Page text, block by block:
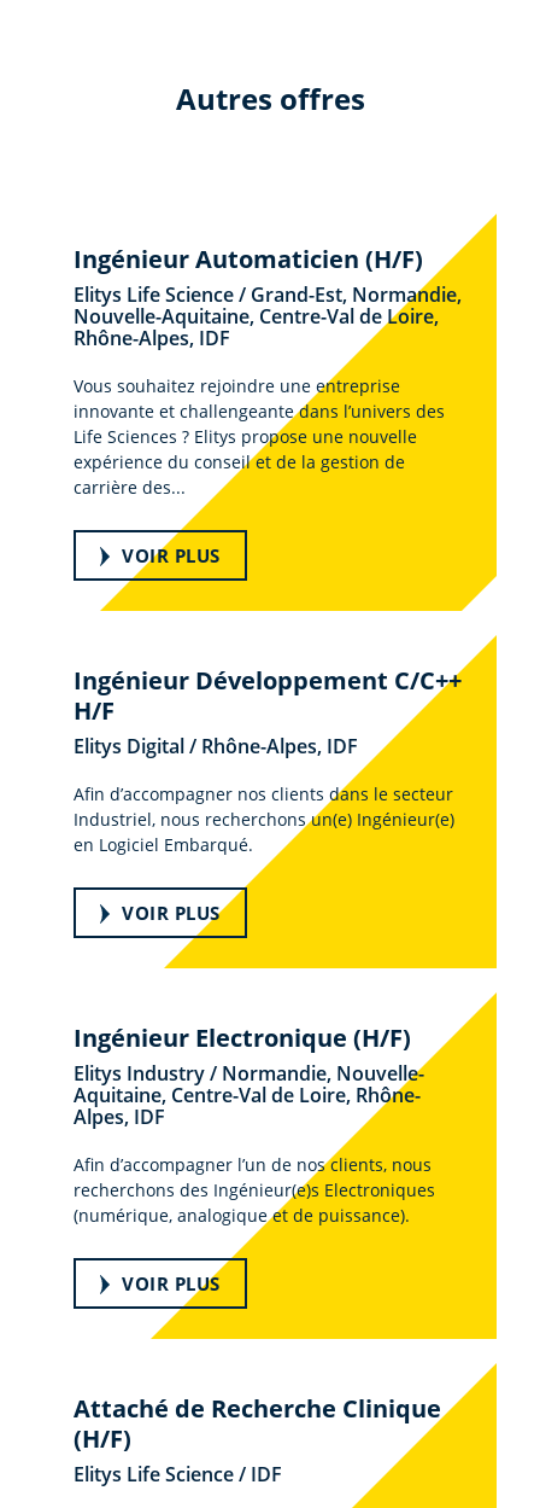
Autres offres
Ingénieur Automaticien (H/F)
Elitys Life Science / Grand-Est, Normandie,
Nouvelle-Aquitaine, Centre-Val de Loire,
Rhône-Alpes, IDF
Vous souhaitez rejoindre une entreprise
innovante et challengeante dans l’univers des
Life Sciences ? Elitys propose une nouvelle
expérience du conseil et de la gestion de
carrière des...
VOIR PLUS
Ingénieur Développement C/C++
H/F
Elitys Digital / Rhône-Alpes, IDF
Afin d’accompagner nos clients dans le secteur
Industriel, nous recherchons un(e) Ingénieur(e)
en Logiciel Embarqué.
VOIR PLUS
Ingénieur Electronique (H/F)
Elitys Industry / Normandie, Nouvelle-
Aquitaine, Centre-Val de Loire, Rhône-
Alpes, IDF
Afin d’accompagner l’un de nos clients, nous
recherchons des Ingénieur(e)s Electroniques
(numérique, analogique et de puissance).
VOIR PLUS
Attaché de Recherche Clinique
(H/F)
Elitys Life Science / IDF